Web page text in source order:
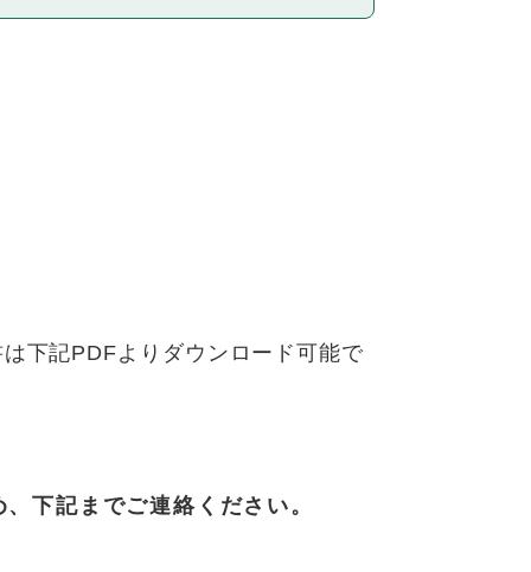
下記PDFよりダウンロード可能で
下記までご連絡ください。